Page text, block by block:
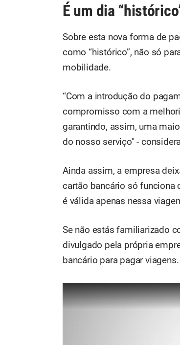
É um dia
Sobre esta nova forma de
como “histórico”, não só
mobilidade.
“Com a introdução do
compromisso com a
garantindo, assim, uma
do nosso serviço" -
Ainda assim, a empresa
cartão bancário só funciona
é válida apenas nessa
Se não estás familiarizado
divulgado pela própria
bancário para pagar viagens.